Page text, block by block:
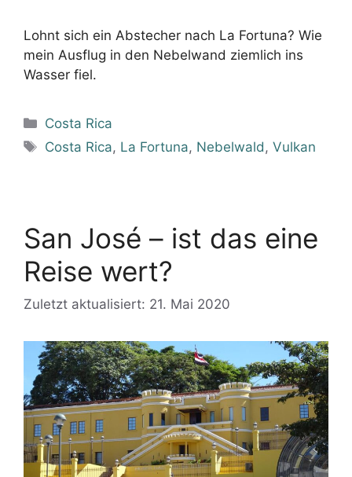
Lohnt sich ein Abstecher nach La Fortuna? Wie
mein Ausflug in den Nebelwand ziemlich ins
Wasser fiel.
Kategorien
Costa Rica
Schlagwörter
Costa Rica, La Fortuna, Nebelwald,Vulkan
San José – ist das eine
Reise wert?
Zuletzt aktualisiert: 21. Mai 2020